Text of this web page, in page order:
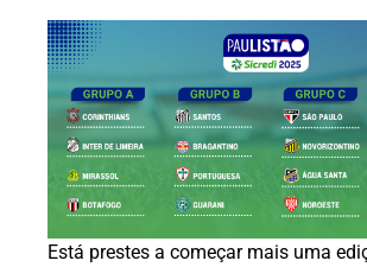
Está prestes a começar mais uma